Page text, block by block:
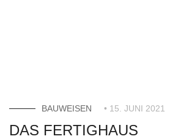
BAUWEISEN • 15. JUNI 2021
DAS FERTIGHAUS